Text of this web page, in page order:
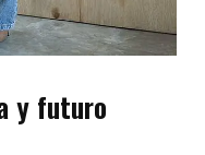
y futuro